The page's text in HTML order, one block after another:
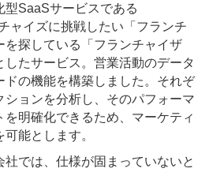
型SaaSサービスである
ャイズに挑戦したい「フランチ
を探している「フランチャイザ
たサービス。営業活動のデータ
ドの機能を構築しました。それぞ
ションを分析し、そのパフォーマ
を明確化できるため、マーケティ
能とします。
では、仕様が固まっていないと